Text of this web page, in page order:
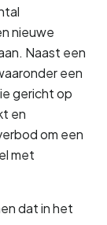
nieuwe
Naast een
een
gericht op
en
om een
met
dat in het